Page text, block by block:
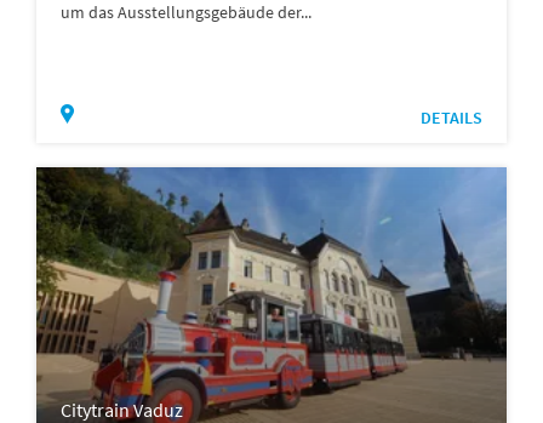
um das Ausstellungsgebäude der...
DETAILS
Citytrain Vaduz